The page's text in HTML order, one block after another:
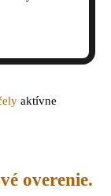
aktívne
overenie.